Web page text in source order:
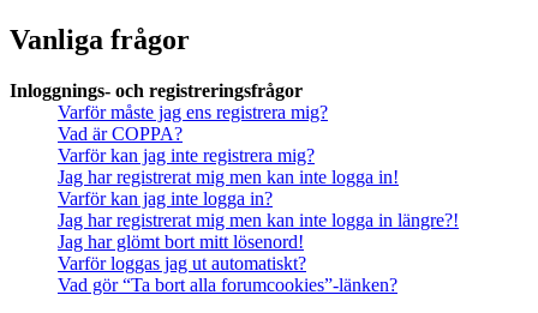
Vanliga frågor
Inloggnings- och registreringsfrågor
Varför måste jag ens registrera mig?
Vad är COPPA?
Varför kan jag inte registrera mig?
Jag har registrerat mig men kan inte logga in!
Varför kan jag inte logga in?
Jag har registrerat mig men kan inte logga in längre?!
Jag har glömt bort mitt lösenord!
Varför loggas jag ut automatiskt?
Vad gör “Ta bort alla forumcookies”-länken?